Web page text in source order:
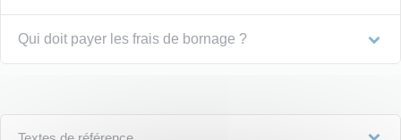
Qui doit payer les frais de bornage ?